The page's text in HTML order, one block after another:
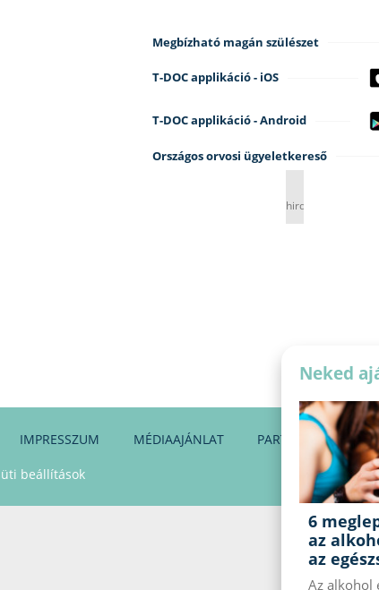
Megbízható magán szülészet
T-DOC applikáció - iOS
T-DOC applikáció - Android
Országos orvosi ügyeletkereső
hirdetés
IMPRESSZUM MÉDIAAJÁNLAT PARTNEREINK
beállítások
Neked
6
az
az
Az alkohol